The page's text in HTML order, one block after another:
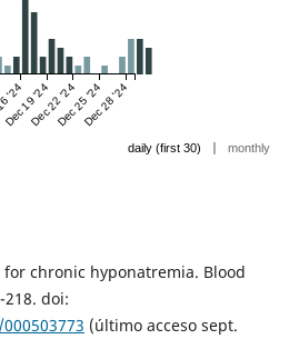
'24
Dec 19 '24Dec 22 '24Dec 25 '24Dec 28 '24
daily (first 30) | monthly
for chronic hyponatremia. Blood
218. doi:
(último acceso sept.